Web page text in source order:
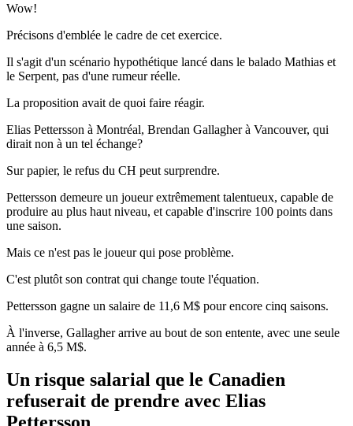
Wow!
Précisons d'emblée le cadre de cet exercice.
Il s'agit d'un scénario hypothétique lancé dans le balado Mathias et
le Serpent, pas d'une rumeur réelle.
La proposition avait de quoi faire réagir.
Elias Pettersson à Montréal, Brendan Gallagher à Vancouver, qui
dirait non à un tel échange?
Sur papier, le refus du CH peut surprendre.
Pettersson demeure un joueur extrêmement talentueux, capable de
produire au plus haut niveau, et capable d'inscrire 100 points dans
une saison.
Mais ce n'est pas le joueur qui pose problème.
C'est plutôt son contrat qui change toute l'équation.
Pettersson gagne un salaire de 11,6 M$ pour encore cinq saisons.
À l'inverse, Gallagher arrive au bout de son entente, avec une seule
année à 6,5 M$.
Un risque salarial que le Canadien
refuserait de prendre avec Elias